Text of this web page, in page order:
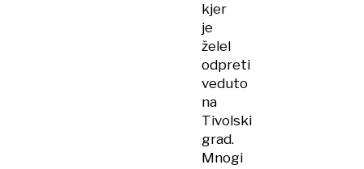
kjer
je
želel
odpreti
veduto
na
Tivolski
grad.
Mnogi